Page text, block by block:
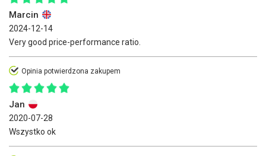
Marcin
2024-12-14
Very good price-performance ratio.
Opinia potwierdzona zakupem
Jan
2020-07-28
Wszystko ok